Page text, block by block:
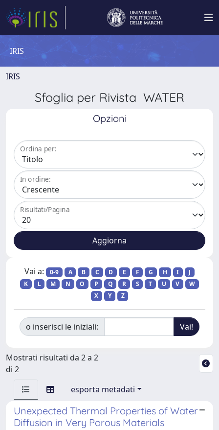
IRIS
IRIS
Sfoglia per Rivista WATER
Opzioni
Ordina per:
In ordine:
Risultati/Pagina
Vai a: 0-9 A B C D E F G H I
J
K
L M N O P Q R S T U V
W
X
Y Z
o inserisci le iniziali:
Mostrati risultati da 2 a 2
di 2
esporta metadati
Unexpected Thermal Properties of Water
Diffusion in Very Porous Materials